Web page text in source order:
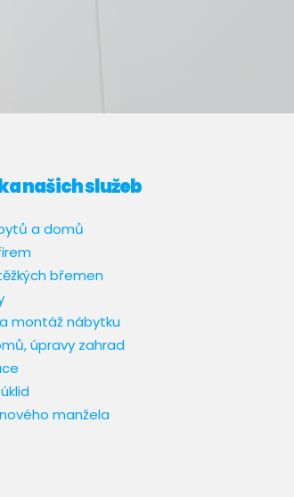
našich služeb
a domů
břemen
montáž nábytku
úpravy zahrad
manžela​